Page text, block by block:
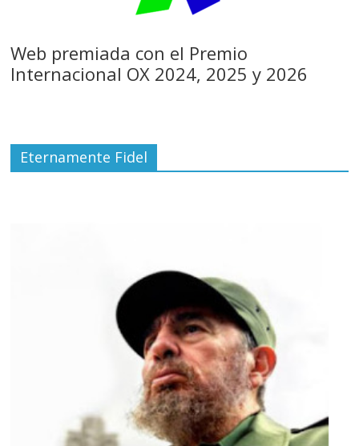
Web premiada con el Premio
Internacional OX 2024, 2025 y 2026
Eternamente Fidel